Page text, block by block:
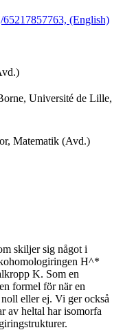
(English)
Université de Lille,
Matematik (Avd.)
skiljer sig något i
H^*
K. Som en
formel för när en
eller ej. Vi ger också
av heltal har isomorfa